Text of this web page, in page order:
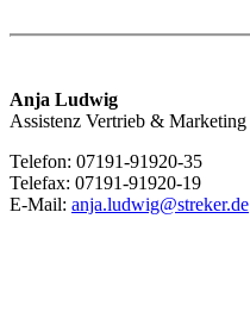
Anja Ludwig
Assistenz Vertrieb & Marketing
Telefon: 07191-91920-35
Telefax: 07191-91920-19
E-Mail: anja.ludwig@streker.de